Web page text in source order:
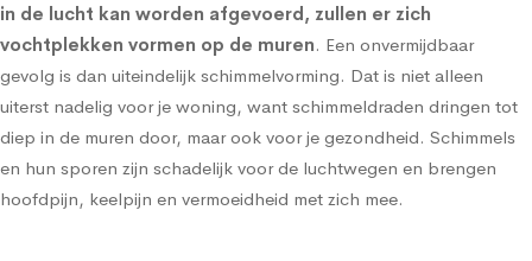
in de lucht kan worden afgevoerd, zullen er zich
vochtplekken vormen op de muren. Een onvermijdbaar
gevolg is dan uiteindelijk schimmelvorming. Dat is niet alleen
uiterst nadelig voor je woning, want schimmeldraden dringen tot
diep in de muren door, maar ook voor je gezondheid. Schimmels
en hun sporen zijn schadelijk voor de luchtwegen en brengen
hoofdpijn, keelpijn en vermoeidheid met zich mee.